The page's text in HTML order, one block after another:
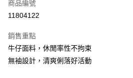
超商取貨付款
Apple Pay
悠遊付
商品編號
11804122
銷售重點
牛仔面料，休閒率性不拘束
無袖設計，清爽俐落好活動